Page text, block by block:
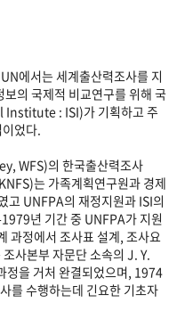
에서는 세계출산력조사를 지
의 국제적 비교연구를 위해 국
: ISI)가 기획하고 주
었다.
WFS)의 한국출산력조사
는 가족계획연구원과 경제
고 UNFPA의 재정지원과 ISI의
년 기간 중 UNFPA가 지원
과정에서 조사표 설계, 조사요
사본부 자문단 소속의 J. Y.
을 거처 완결되었으며, 1974
를 수행하는데 긴요한 기초자